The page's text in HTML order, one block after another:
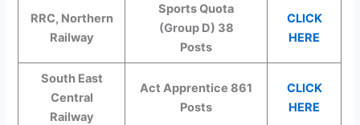
RRC, Northern
Railway
Sports Quota
(Group D) 38
Posts
CLICK
HERE
South East
Central
Railway
Act Apprentice 861
Posts
CLICK
HERE